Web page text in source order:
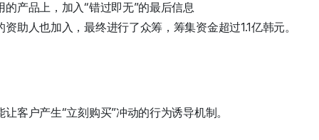
产品上，加入“错过即无”的最后信息
助人也加入，最终进行了众筹，筹集资金超过1.1亿韩元。
客户产生“立刻购买”冲动的行为诱导机制。